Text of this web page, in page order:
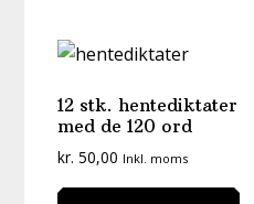
12 stk. hentediktater
med de 120 ord
kr. 50,00 Inkl. moms